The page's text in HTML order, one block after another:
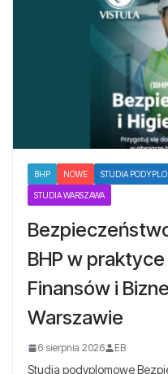
BHP NOWE STUDIA
STUDIA WARSZAWA
BHP w
Finansów i
Warszawie
6 sierpnia 2026 EB
Studia podyplomowe